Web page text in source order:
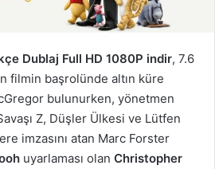
Dublaj Full HD 1080P indir, 7.6
filmin başrolünde altın küre
bulunurken, yönetmen
Z, Düşler Ülkesi ve Lütfen
imzasını atan Marc Forster
uyarlaması olan Christopher